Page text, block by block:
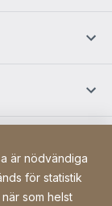
är nödvändiga
för statistik
som helst